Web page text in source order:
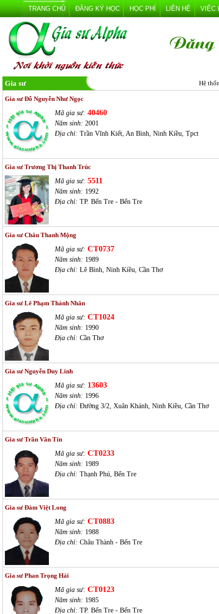
TRANG CHỦ ĐĂNG KÝ HỌC HỌC PHÍ LIÊN HỆ VIỆC
Gia sư Hệ
Gia sư Đỗ Nguyễn Như Ngọc
Mã gia sư: 40460
Năm sinh: 2001
Địa chỉ: Trần Vĩnh Kiết, An Bình, Ninh Kiều, Tpct
Gia sư Trương Thị Thanh Trúc
Mã gia sư: 5511
Năm sinh: 1992
Địa chỉ: TP. Bến Tre - Bến Tre
Gia sư Châu Thanh Mộng
Mã gia sư: CT0737
Năm sinh: 1989
Địa chỉ: Lê Bình, Ninh Kiều, Cần Thơ
Gia sư Lê Phạm Thành Nhân
Mã gia sư: CT1024
Năm sinh: 1990
Địa chỉ: Cần Thơ
Gia sư Nguyễn Duy Linh
Mã gia sư: 13603
Năm sinh: 1996
Địa chỉ: Đường 3/2, Xuân Khánh, Ninh Kiều, Cần Thơ
Gia sư Trần Văn Tín
Mã gia sư: CT0233
Năm sinh: 1989
Địa chỉ: Thạnh Phú, Bến Tre
Gia sư Đàm Việt Long
Mã gia sư: CT0883
Năm sinh: 1988
Địa chỉ: Châu Thành - Bến Tre
Gia sư Phan Trọng Hải
Mã gia sư: CT0123
Năm sinh: 1985
Địa chỉ: TP. Bến Tre - Bến Tre